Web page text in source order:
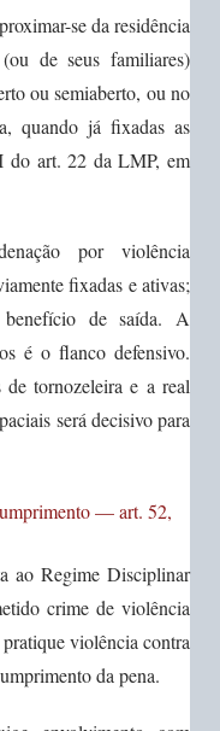
se da residência
de seus familiares)
ou semiaberto, ou no
quando já fixadas as
do art. 22 da LMP, em
por violência
fixadas e ativas;
de saída. A
é o flanco defensivo.
de tornozeleira e a real
será decisivo para
— art. 52,
ao Regime Disciplinar
crime de violência
violência contra
da pena.